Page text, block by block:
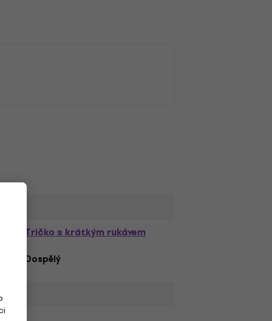
Tričko s krátkým rukávem
Dospělý